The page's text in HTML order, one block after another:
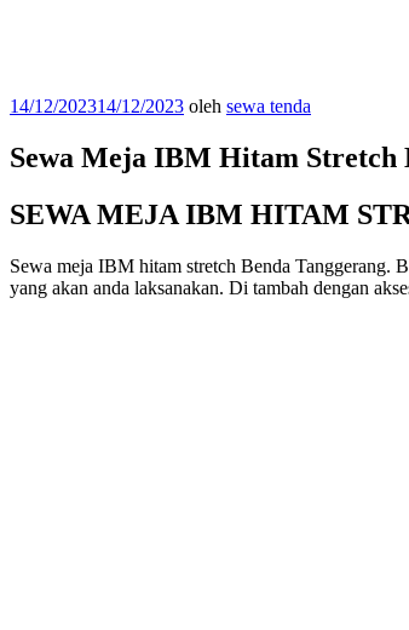
Diposkan
14/12/202314/12/2023 oleh sewa tenda
Sewa Meja IBM Hitam Stretch
SEWA MEJA IBM HITAM
Sewa meja IBM hitam stretch Benda Tanggerang.
yang akan anda laksanakan. Di tambah dengan